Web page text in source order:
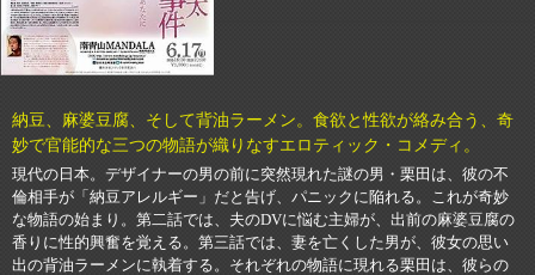
納豆、麻婆豆腐、そして背油ラーメン。食欲と性欲が絡み合う、奇
妙で官能的な三つの物語が織りなすエロティック・コメディ。
現代の日本。デザイナーの男の前に突然現れた謎の男・栗田は、彼の不
倫相手が「納豆アレルギー」だと告げ、パニックに陥れる。これが奇妙
な物語の始まり。第二話では、夫のDVに悩む主婦が、出前の麻婆豆腐の
香りに性的興奮を覚える。第三話では、妻を亡くした男が、彼女の思い
出の背油ラーメンに執着する。それぞれの物語に現れる栗田は、彼らの